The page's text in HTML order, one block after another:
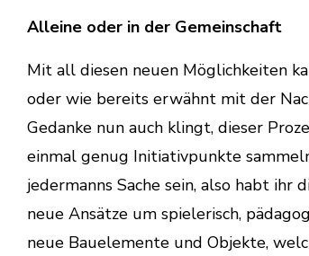
Alleine oder in der Gemeinschaft
Mit all diesen neuen Möglichkeiten
oder wie bereits erwähnt mit der
Gedanke nun auch klingt, dieser
einmal genug Initiativpunkte
jedermanns Sache sein, also habt
neue Ansätze um spielerisch,
neue Bauelemente und Objekte,